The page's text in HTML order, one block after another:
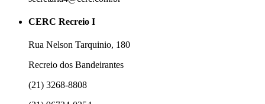
CERC Recreio I
Rua Nelson Tarquinio, 180
Recreio dos Bandeirantes
(21) 3268-8808